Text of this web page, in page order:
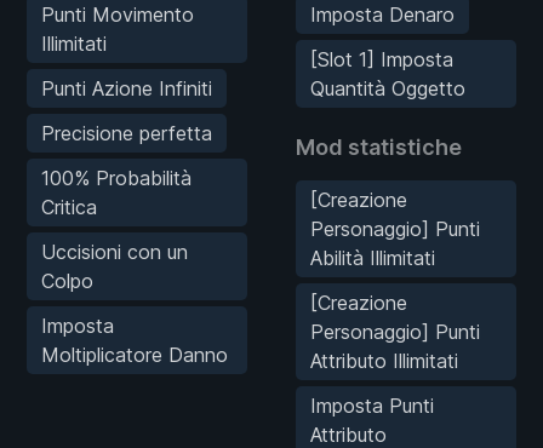
Punti Movimento
Illimitati
Punti Azione Infiniti
Precisione perfetta
100% Probabilità
Critica
Uccisioni con un
Colpo
Imposta
Moltiplicatore Danno
Imposta Denaro
[Slot 1] Imposta
Quantità Oggetto
Mod statistiche
[Creazione
Personaggio] Punti
Abilità Illimitati
[Creazione
Personaggio] Punti
Attributo Illimitati
Imposta Punti
Attributo